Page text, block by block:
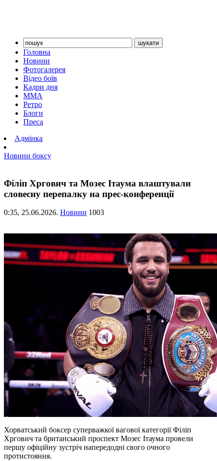
Головна
Новини
Фотогалерея
Відео боїв
Кадри дня
ММА
Ретро
Блоги
Преса
Адмінка
Новини боксу
Філіп Хргович та Мозес Ітаума влаштували
словесну перепалку на прес-конференції
0:35, 25.06.2026. Новини 1003
Хорватський боксер суперважкої вагової категорії Філіп
Хргович та британський проспект Мозес Ітаума провели
першу офіційну зустріч напередодні свого очного
протистояння.